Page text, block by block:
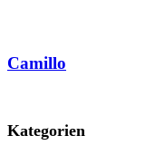
Camillo
Kategorien